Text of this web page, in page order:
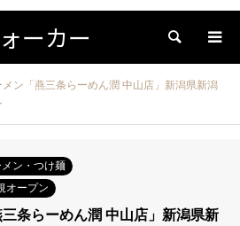
ーカー 検索
メン「燕三条らーめん潤 中山店」新潟県新潟
メン・つけ麺
オープン
条らーめん潤 中山店」新潟県新